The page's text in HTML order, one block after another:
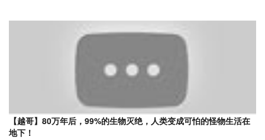
【越哥】80万年后，99%的生物灭绝，人类变成可怕的怪物生活在
地下！